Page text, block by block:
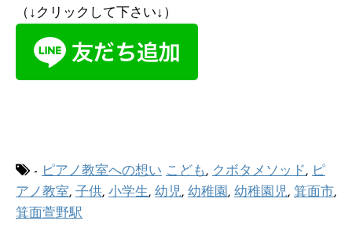
（↓クリックして下さい↓）
- ピアノ教室への想い こども, クボタメソッド, ピ
アノ教室, 子供, 小学生, 幼児, 幼稚園 , 幼稚園児, 箕面市,
箕面萱野駅